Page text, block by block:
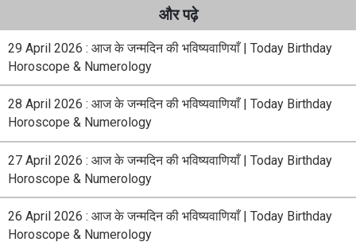
और पढ़े
29 April 2026 : आज के जन्मदिन की भविष्यवाणियाँ | Today Birthday
Horoscope & Numerology
28 April 2026 : आज के जन्मदिन की भविष्यवाणियाँ | Today Birthday
Horoscope & Numerology
27 April 2026 : आज के जन्मदिन की भविष्यवाणियाँ | Today Birthday
Horoscope & Numerology
26 April 2026 : आज के जन्मदिन की भविष्यवाणियाँ | Today Birthday
Horoscope & Numerology